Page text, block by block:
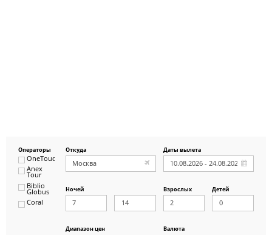
Операторы
OneTouch&Travel
Anex
Tour
Biblio
Globus
Coral
Откуда Даты вылета
Ночей Взрослых Детей
Диапазон цен
Валюта